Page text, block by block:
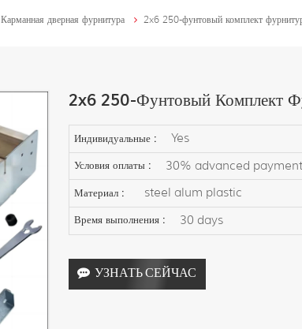
Карманная дверная фурнитура 2x6 250-фунтовый комплект
2x6 250-Фунтовый Комплект
Индивидуальные : Yes
Условия оплаты : 30% advanced payment
Материал : steel alum plastic
Время выполнения : 30 days
УЗНАТЬ СЕЙЧАС